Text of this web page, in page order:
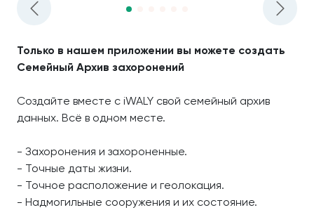
Только в нашем приложении вы можете создать
Семейный Архив захоронений
Создайте вместе с iWALY свой семейный архив
данных. Всё в одном месте.
- Захоронения и захороненные.
- Точные даты жизни.
- Точное расположение и геолокация.
- Надмогильные сооружения и их состояние.